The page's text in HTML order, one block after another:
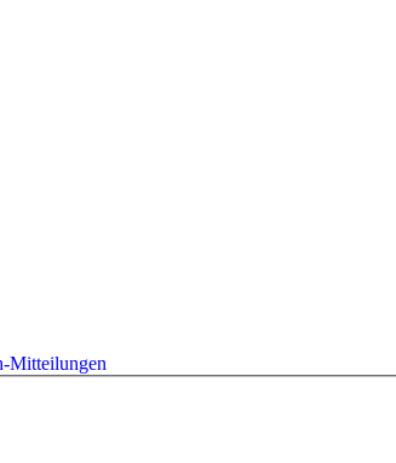
Mitteilungen